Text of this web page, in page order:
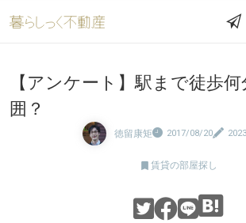
【アンケート】駅まで徒歩
囲？
徳留康矩 2017/08/20
 賃貸の部屋探し